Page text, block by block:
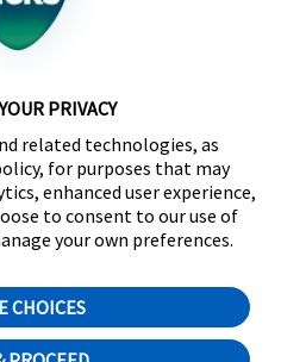
of Troy Company. The
are manufactured by
from The Procter &
CoolRelief™,
Fever InSight® and
of Helen of Troy Limited.
license from The
or its affiliates.
PRIVACY
related technologies, as
for purposes that may
enhanced user experience,
to consent to our use of
your own preferences.
CHOICES